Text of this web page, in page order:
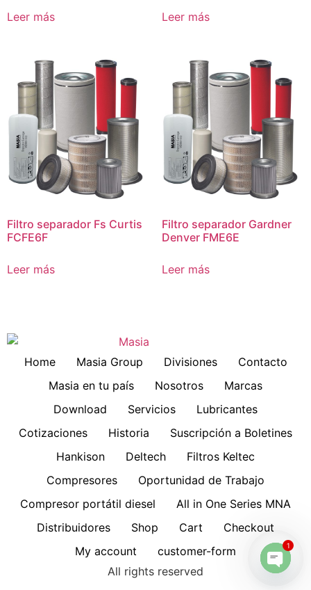
Leer más Leer más
Filtro separador Fs Curtis
FCFE6F
Leer más
Filtro separador Gardner
Denver FME6E
Leer más
Home Masia Group Divisiones
Contacto
Masia en tu país
Nosotros
Marcas
Download
Servicios
Lubricantes
Cotizaciones
Historia
Suscripción a Boletines
Hankison
Deltech
Filtros Keltec
Compresores
Oportunidad de Trabajo
Compresor portátil diesel
All in One Series MNA
Distribuidores
Shop Cart
Checkout
My account
customer-form
All rights reserved
1